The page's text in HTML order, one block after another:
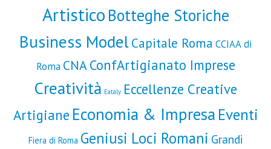
Artistico Botteghe Storiche
Business ModelCapitale Roma CCIAA di
Roma CNAConfArtigianato Imprese
Creatività Eataly Eccellenze Creative
Artigiane Economia & Impresa Eventi
Fiera di Roma Geniusi Loci Romani Grandi